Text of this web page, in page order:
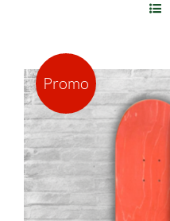
Promo